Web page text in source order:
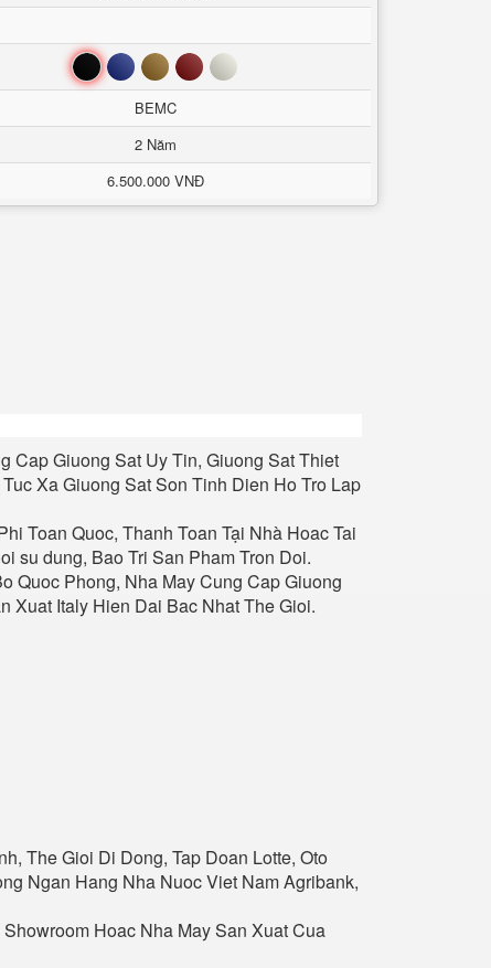
Đen Xanh Nâu Đỏ Trắng
BEMC
2 Năm
6.500.000 VNĐ
Cap Giuong Sat Uy Tin, Giuong Sat Thiet
Xa Giuong Sat Son Tinh Dien Ho Tro Lap
Toan Quoc, Thanh Toan Tại Nhà Hoac Tai
su dung, Bao Tri San Pham Tron Doi.
Quoc Phong, Nha May Cung Cap Giuong
Xuat Italy Hien Dai Bac Nhat The Gioi.
The Gioi Di Dong, Tap Doan Lotte, Oto
Ngan Hang Nha Nuoc Viet Nam Agribank,
Hoac Nha May San Xuat Cua